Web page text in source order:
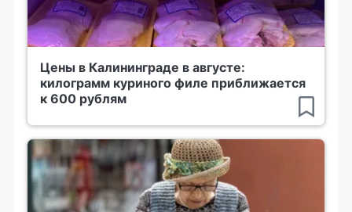
Цены в Калининграде в августе:
килограмм куриного филе приближается
к 600 рублям